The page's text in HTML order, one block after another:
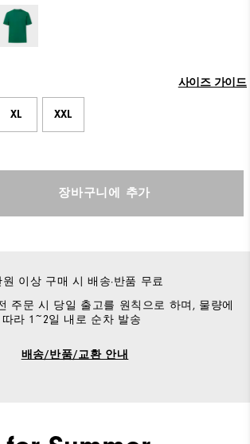
사이즈 가이드
XL XXL
장바구니에 추가
원 이상 구매 시 배송·반품 무료
주문 시 당일 출고를 원칙으로 하며, 물량에
따라 1~2일 내로 순차 발송
배송/반품/교환 안내